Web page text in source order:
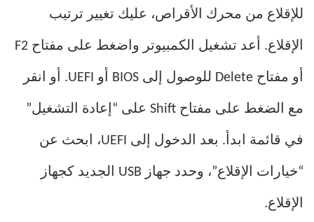
للإقلاع من محرك الأقراص، عليك تغيير ترتيب
الإقلاع. أعد تشغيل الكمبيوتر واضغط على مفتاح F2
أو مفتاح Delete للوصول إلى BIOS أو UEFI. أو انقر
مع الضغط على مفتاح Shift على “إعادة التشغيل”
في قائمة ابدأ. بعد الدخول إلى UEFI، ابحث عن
“خيارات الإقلاع”، وحدد جهاز USB الجديد كجهاز
الإقلاع.